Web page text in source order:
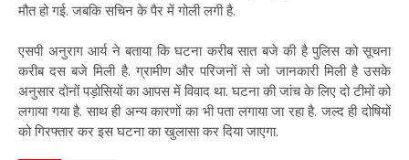
मौत हो गई. जबकि सचिन के पैर में गोली लगी है.
एसपी अनुराग आर्य ने बताया कि घटना करीब सात बजे की है पुलिस को सूचना
करीब दस बजे मिली है. ग्रामीण और परिजनों से जो जानकारी मिली है उसके
अनुसार दोनों पड़ोसियों का आपस में विवाद था. घटना की जांच के लिए दो टीमों को
लगाया गया है. साथ ही अन्य कारणों का भी पता लगाया जा रहा है. जल्द ही दोषियों
को गिरफ्तार कर इस घटना का खुलासा कर दिया जाएगा.